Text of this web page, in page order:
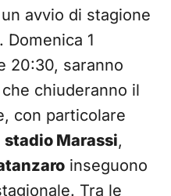
avvio di stagione
Domenica 1
20:30, saranno
chiuderanno il
con particolare
stadio Marassi,
inseguono
Tra le